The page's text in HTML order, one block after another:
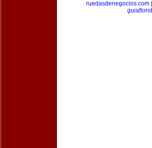
ruedasdenegocios.com|